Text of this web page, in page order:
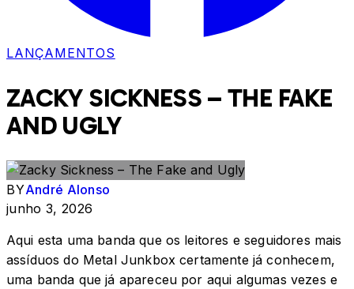
LANÇAMENTOS
ZACKY SICKNESS – THE FAKE
AND UGLY
BYAndré Alonso
junho 3, 2026
Aqui esta uma banda que os leitores e seguidores mais
assíduos do Metal Junkbox certamente já conhecem,
uma banda que já apareceu por aqui algumas vezes e